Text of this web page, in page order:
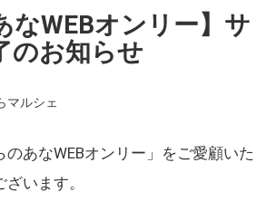
なWEBオンリー】サ
のお知らせ
マルシェ
のあなWEBオンリー」をご愛顧いた
います。